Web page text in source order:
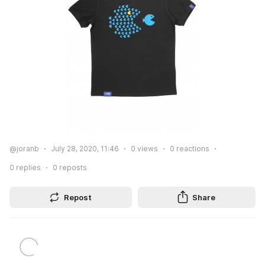
@joranb July 28, 2020, 11:46 0 views 0 reactions
0 replies 0 reposts
Repost Share